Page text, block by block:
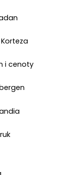
i cenoty